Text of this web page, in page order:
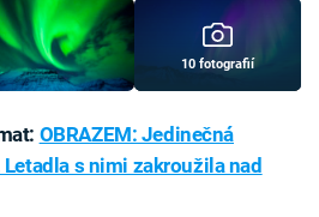
10 fotografií
OBRAZEM: Jedinečná
s nimi zakroužila nad